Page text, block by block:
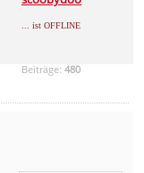
... ist OFFLINE
Beiträge:480